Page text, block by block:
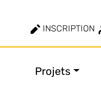
INSCRIPTION
Projets
de